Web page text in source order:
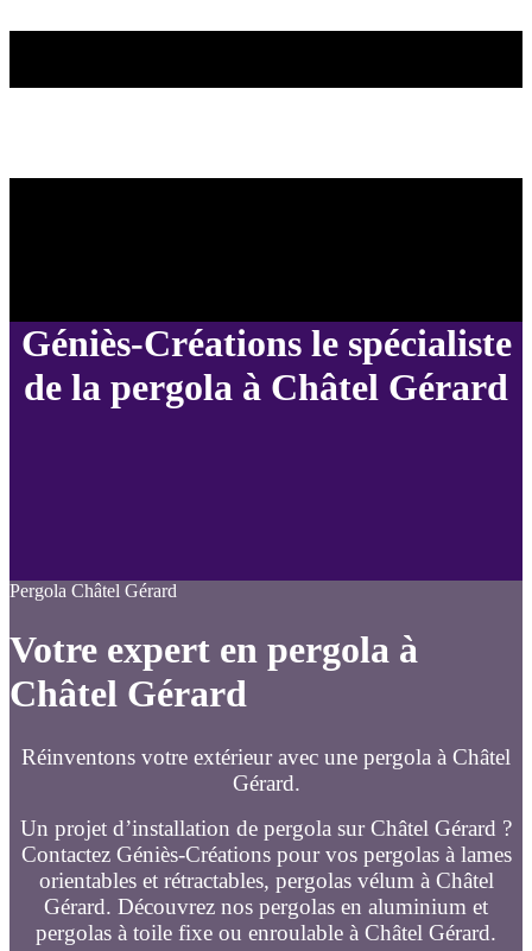
Géniès-Créations le spécialiste
de la pergola à Châtel Gérard
Pergola Châtel Gérard
Votre expert en pergola à
Châtel Gérard
Réinventons votre extérieur avec une pergola à Châtel
Gérard.
Un projet d’installation de pergola sur Châtel Gérard ?
Contactez Géniès-Créations pour vos pergolas à lames
orientables et rétractables, pergolas vélum à Châtel
Gérard. Découvrez nos pergolas en aluminium et
pergolas à toile fixe ou enroulable à Châtel Gérard.